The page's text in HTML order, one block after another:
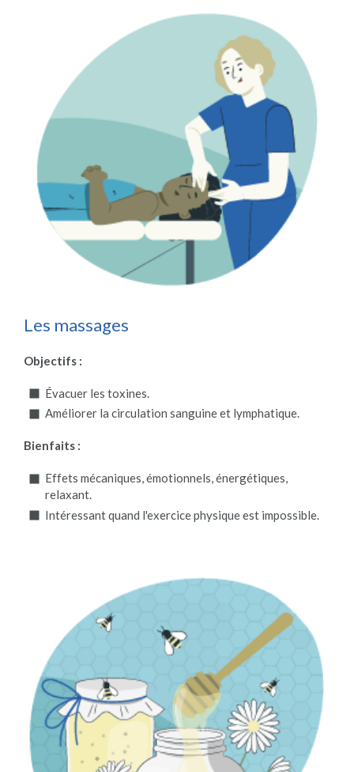
Les massages
Objectifs :
Évacuer les toxines.
Améliorer la circulation sanguine et lymphatique.
Bienfaits :
Effets mécaniques, émotionnels, énergétiques,
relaxant.
Intéressant quand l'exercice physique est impossible.